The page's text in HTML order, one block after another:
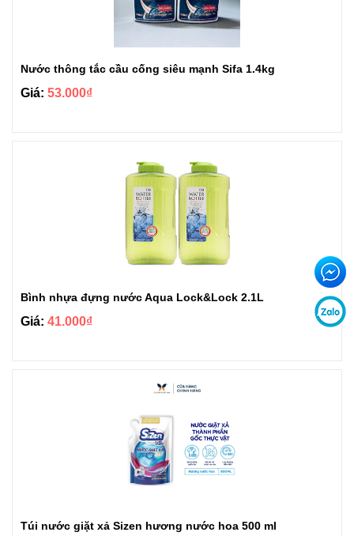
Nước thông tắc cầu cống siêu mạnh Sifa 1.4kg
Giá: 53.000₫
Bình nhựa đựng nước Aqua Lock&Lock 2.1L
Giá: 41.000₫
Túi nước giặt xả Sizen hương nước hoa 500 ml